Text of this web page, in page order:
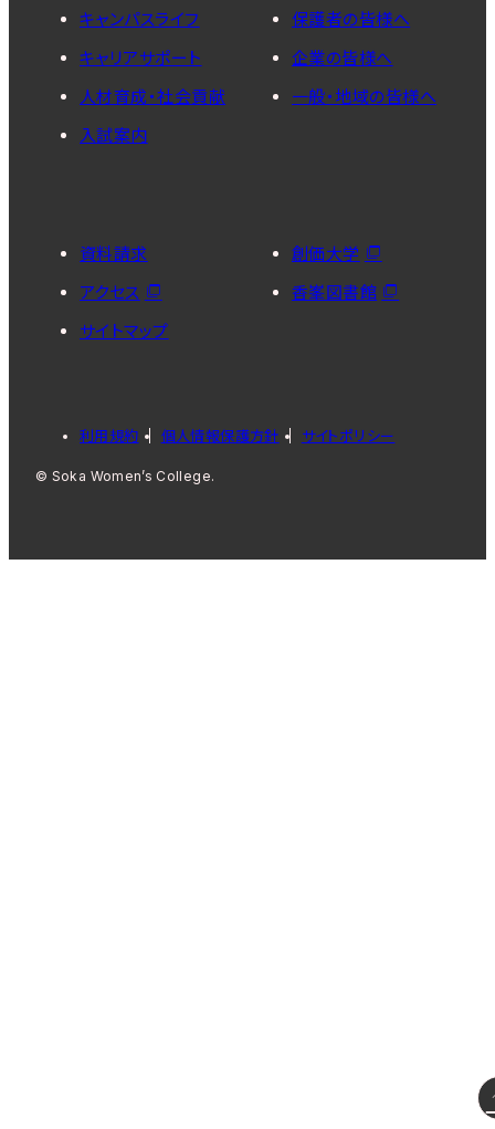
キャンパスライフ
キャリアサポート
人材育成・社会貢献
入試案内
保護者の皆様へ
企業の皆様へ
一般・地域の皆様へ
資料請求
アクセス
サイトマップ
創価大学
香峯図書館
利用規約 個人情報保護方針 サイトポリシー
© Soka Women’s College.